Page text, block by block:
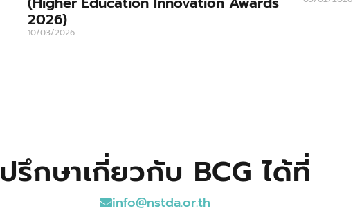
2026)
10/03/2026
ปรึกษาเกี่ยวกับ BCG ได้ที่
info@nstda.or.th